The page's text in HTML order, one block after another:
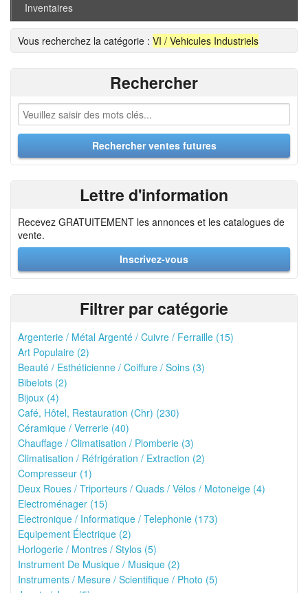
Inventaires
Vous recherchez la catégorie : VI / Vehicules Industriels
Rechercher
Lettre d'information
Recevez GRATUITEMENT les annonces et les catalogues de
vente.
Inscrivez-vous
Filtrer par catégorie
Argenterie / Métal Argenté / Cuivre / Ferraille (15)
Art Populaire (2)
Beauté / Esthéticienne / Coiffure / Soins (3)
Bibelots (2)
Bijoux (4)
Café, Hôtel, Restauration (Chr) (230)
Céramique / Verrerie (40)
Chauffage / Climatisation / Plomberie (3)
Climatisation / Réfrigération / Extraction (2)
Compresseur (1)
Deux Roues / Triporteurs / Quads / Vélos / Motoneige (4)
Electroménager (15)
Electronique / Informatique / Telephonie (173)
Equipement Électrique (2)
Horlogerie / Montres / Stylos (5)
Instrument De Musique / Musique (2)
Instruments / Mesure / Scientifique / Photo (5)